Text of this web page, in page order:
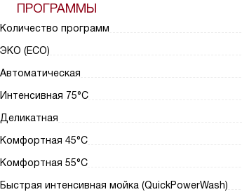
ПРОГРАММЫ
Количество программ
ЭКО (ECO)
Автоматическая
Интенсивная 75°С
Деликатная
Комфортная 45°C
Комфортная 55°C
Быстрая интенсивная мойка (QuickPowerWash)